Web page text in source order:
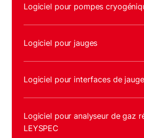
Logiciel pour pompes
Logiciel pour jauges
Logiciel pour interfaces de jauge
Logiciel pour analyseur de gaz
LEYSPEC